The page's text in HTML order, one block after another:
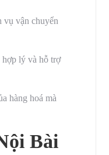
vụ vận chuyển
hợp lý và hỗ trợ
hàng hoá mà
Bài